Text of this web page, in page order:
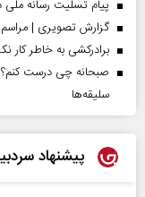
پیام تسلیت رسانه ملی
گزارش تصویری | مراسم
برادرکشی به خاطر کار
سلیقه‌ها
پیشنهاد